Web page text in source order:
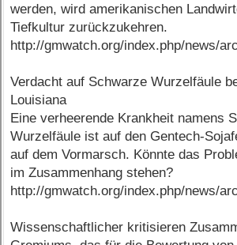
werden, wird amerikanischen
Tiefkultur zurückzukehren.
http://gmwatch.org/index.php/news/
Verdacht auf Schwarze Wurzelfäule
Louisiana
Eine verheerende Krankheit namens
Wurzelfäule ist auf den Gentech-
auf dem Vormarsch. Könnte das
im Zusammenhang stehen?
http://gmwatch.org/index.php/news/
Wissenschaftlicher kritisieren